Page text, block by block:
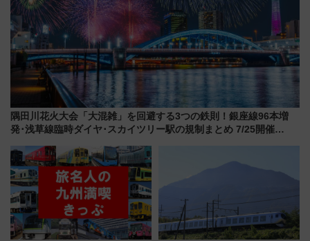
隅田川花火大会「大混雑」を回避する3つの鉄則！銀座線96本増
発･浅草線臨時ダイヤ･スカイツリー駅の規制まとめ 7/25開催